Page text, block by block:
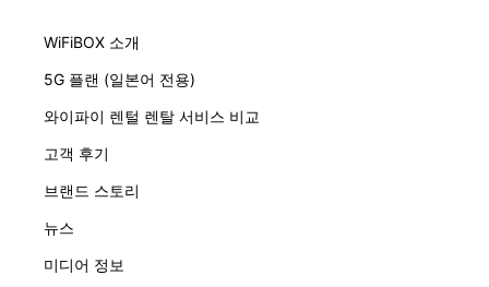
WiFiBOX 소개
5G 플랜 (일본어 전용)
와이파이 렌털 렌탈 서비스 비교
고객 후기
브랜드 스토리
뉴스
미디어 정보